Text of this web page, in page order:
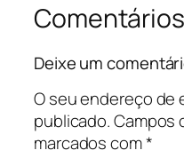
Comentários
Deixe um
O seu endereço de
publicado.Campos
marcados com*